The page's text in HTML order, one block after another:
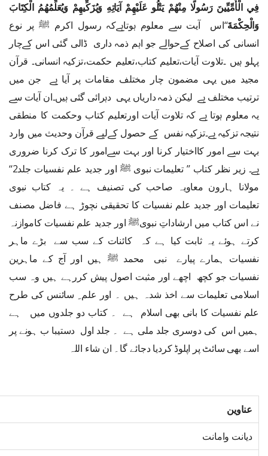
فِي الْأُمِّيِّينَرَسُولًا مِنْهُمْ يَتْلُو عَلَيْهِمْ آيَاتِهِ وَيُزَكِّيهِمْ وَيُعَلِّمُهُمُ الْكِتَابَ
وَالْحِكْمَةَ‘‘اس آیت سے معلوم ہوتاہےکہ رسول اکرم ﷺ پر نوع
انسانی کی اصلاح کےحوالے جو اہم ذمہ داری ڈالی گئی اس کےچار
پہلو ہیں ۔تلاوت آیات،تعلیم کتاب،تعلیم حکمت،تزکیہ انسانی۔ قرآن
مجید میں یہی مضمون چار مختلف مقامات پر آیا ہے جن میں
ترتیب مختلف ہے لیکن ذمہ داریاں یہی دہرائی گئی ہیں۔ان آیات سے
یہ معلوم ہوتا ہے کہ تلاوت آیات اورتعلیم کتاب وحکمت کا منطقی
نتیجہ تزکیہ ہے۔تزکیہ نفس کے حصول کےلیے قرآن وحدیث میں وارد
بہت سے امور کااختیار کرنا اور بہت سےامور کا ترک کرنا ضروری
ہے۔ زیر نظر کتاب ’’ تعلیمات نبوی ﷺ اور جدید علم نفسیات جلد2‘‘
مولانا ہارون معاویہ صاحب کی تصنیف ہے ۔ یہ کتاب نبوی
تعلیمات اور جدید علم نفسیات کا تحقیقی نچوڑ ہے فاضل مصنف
نے اس کتاب میں ارشاداتِ نبویﷺ اور جدید علم نفسیات کاموازنہ
کرتے ہوئے یہ ثابت کیا ہے کہ کائنات کے سب سے بڑے ماہر
نفسیات ہمارے پیارے نبی محمد ﷺ ہیں اور آج کے ماہرین
نفسیات جو کچھ اچھے اور مثبت اصول پیش کررہے ہیں وہ سب
اسلامی تعلیمات سے اخذ شدہ ہیں ۔ اور علم ِ سائنس کی طرح
علم نفسیات کا بانی بھی اسلام ہے ۔ کتاب دو جلدوں میں ہے
ہمیں اس کی دوسری جلد ملی ہے ۔ جلد اول دستیبا ب ہونے پر
اسے بھی سائٹ پر اپلوڈ کردیا دجائے گا۔ ان شاء اللہ
عناوین
دیانت وامانت